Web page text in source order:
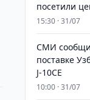
посетили
15:30 · 31/07
СМИ
поставке
J-10CE
10:00 · 31/07